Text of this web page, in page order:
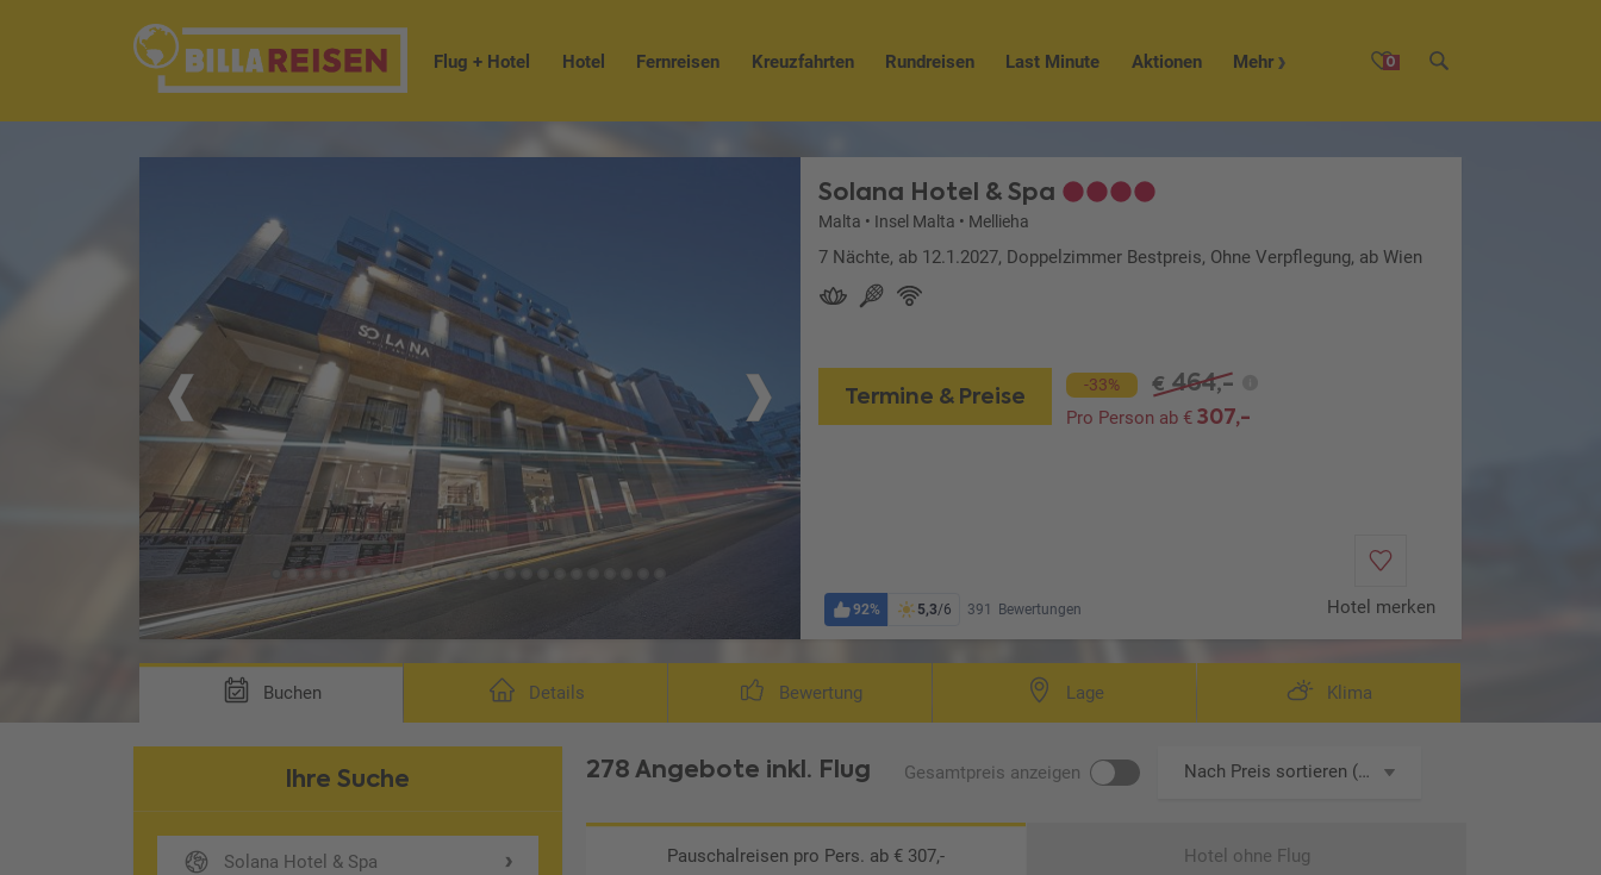
0
Flug + Hotel Hotel Fernreisen Kreuzfahrten Rundreisen Last Minute Aktionen Mehr
Solana Hotel & Spa
Malta • Insel Malta • Mellieha
7 Nächte, ab 12.1.2027, Doppelzimmer Bestpreis, Ohne Verpflegung, ab Wien
Termine & Preise -33% € 464,-
Pro Person ab €307,-
92% 5,3/6 391 Bewertungen Hotel merken
Buchen Details Bewertung Lage Klima
Ihre Suche
Solana Hotel & Spa
278 Angebote inkl. Flug Gesamtpreis anzeigen Nach Preis sortieren (aufsteigend)
Pauschalreisen pro Pers. ab € 307,- Hotel ohne Flug